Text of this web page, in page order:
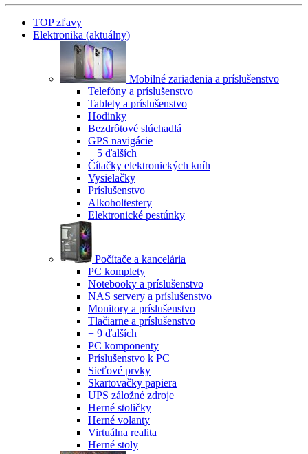
TOP zľavy
Elektronika (aktuálny)
Mobilné zariadenia a príslušenstvo
Telefóny a príslušenstvo
Tablety a príslušenstvo
Hodinky
Bezdrôtové slúchadlá
GPS navigácie
+ 5 ďalších
Čítačky elektronických kníh
Vysielačky
Príslušenstvo
Alkoholtestery
Elektronické pestúnky
Počítače a kancelária
PC komplety
Notebooky a príslušenstvo
NAS servery a príslušenstvo
Monitory a príslušenstvo
Tlačiarne a príslušenstvo
+ 9 ďalších
PC komponenty
Príslušenstvo k PC
Sieťové prvky
Skartovačky papiera
UPS záložné zdroje
Herné stoličky
Herné volanty
Virtuálna realita
Herné stoly